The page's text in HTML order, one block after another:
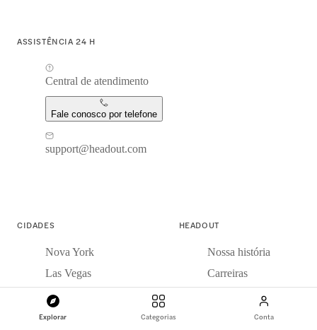
Explorar Categorias Conta
ASSISTÊNCIA 24 H
Central de atendimento
Fale conosco por telefone
support@headout.com
CIDADES
Nova York
Las Vegas
Roma
Paris
HEADOUT
Nossa história
Carreiras
Nosso blog